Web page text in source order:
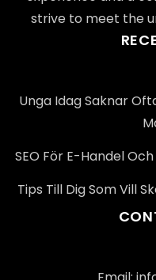
strive to meet the
Unga Idag Saknar
SEO För E-Handel
Tips Till Dig Som Vill